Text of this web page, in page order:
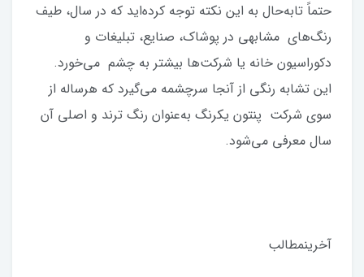
حتماً تابه‌حال به این نکته توجه کرده‌اید که در سال، طیف
رنگ‌های مشابهی در پوشاک، صنایع، تبلیغات و
دکوراسیون خانه یا شرکت‌ها بیشتر به چشم می‌خورد.
این تشابه رنگی از آنجا سرچشمه می‌گیرد که هرساله از
سوی شرکت پنتون یکرنگ به‌عنوان رنگ ترند و اصلی آن
سال معرفی می‌شود.
آخرینمطالب